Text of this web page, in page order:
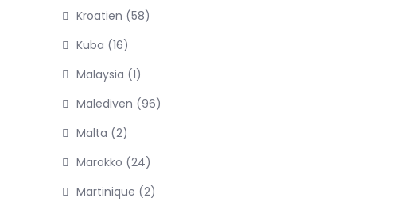
Kroatien (58)
Kuba (16)
Malaysia (1)
Malediven (96)
Malta (2)
Marokko (24)
Martinique (2)